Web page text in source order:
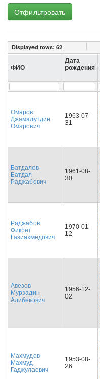
Отфильтровать
Displayed rows: 62
ФИО
Дата
рождения
Омаров
Джамалутдин
Омарович
1963-07-
31
Батдалов
Батдал
Раджабович
1961-08-
30
Раджабов
Фикрет
Газиахмедович
1970-01-
12
Авезов
Мурзадин
Алибекович
1956-12-
02
Махмудов
Махмуд
Гаджулаевич
1953-08-
26